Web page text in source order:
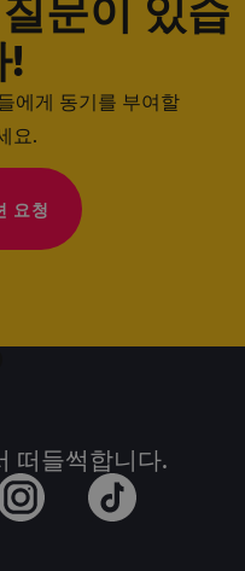
!
에게 동기를 부여할
요.
요청
떠들썩합니다.